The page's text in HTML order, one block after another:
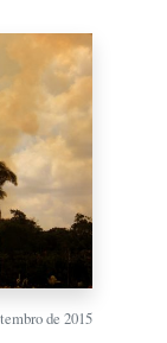
de 2015